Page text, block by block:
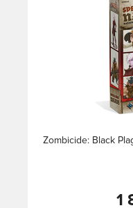
Zombicide: Black
1